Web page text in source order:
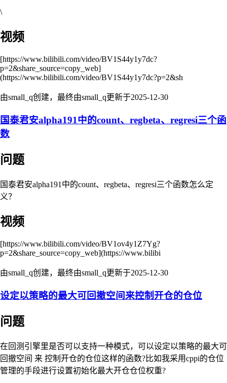
\
视频
[https://www.bilibili.com/video/BV1S44y1y7dc?
p=2&share_source=copy_web]
(https://www.bilibili.com/video/BV1S44y1y7dc?p=2&sh
由small_q创建，最终由small_q更新于2025-12-30
国泰君安alpha191中的count、regbeta、regresi三个函
数
问题
国泰君安alpha191中的count、regbeta、regresi三个函数怎么定
义？
视频
[https://www.bilibili.com/video/BV1ov4y1Z7Yg?
p=2&share_source=copy_web](https://www.bilibi
由small_q创建，最终由small_q更新于2025-12-30
设定以策略的最大可回撤空间来控制开仓的仓位
问题
在回测引擎里是否可以支持一种模式，可以设定以策略的最大可
回撤空间 来 控制开仓的仓位这样的函数?比如我采用cppi的仓位
管理的手段进行设置初始化最大开仓仓位权重?